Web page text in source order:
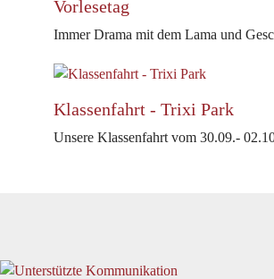
Vorlesetag
Immer Drama mit dem Lama und
Klassenfahrt - Trixi Park
Unsere Klassenfahrt vom 30.09.-